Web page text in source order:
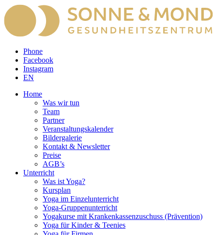
Phone
Facebook
Instagram
EN
Home
Was wir tun
Team
Partner
Veranstaltungskalender
Bildergalerie
Kontakt & Newsletter
Preise
AGB’s
Unterricht
Was ist Yoga?
Kursplan
Yoga im Einzelunterricht
Yoga-Gruppenunterricht
Yogakurse mit Krankenkassenzuschuss (Prävention)
Yoga für Kinder & Teenies